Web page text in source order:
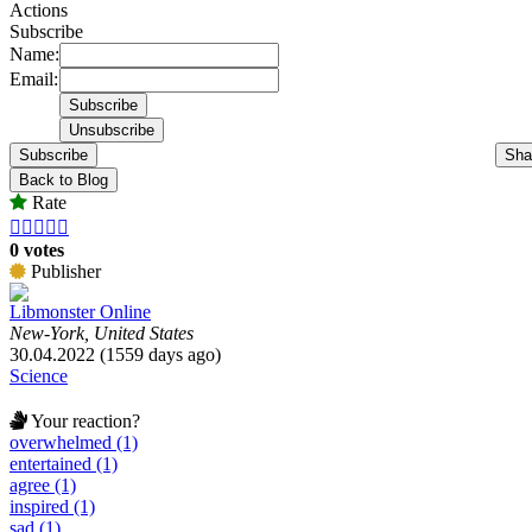
Actions
Subscribe
Name:
Email:
Subscribe
Back to Blog
Rate
    
0 votes
Publisher
Libmonster Online
New-York, United States
30.04.2022 (1559 days ago)
Science
Your reaction?
overwhelmed (1)
entertained (1)
agree (1)
inspired (1)
sad (1)